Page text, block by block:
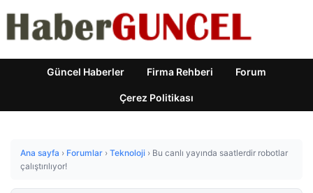
Güncel Haberler Firma Rehberi Forum
Çerez Politikası
Ana sayfa › Forumlar › Teknoloji › Bu canlı yayında saatlerdir robotlar
çalıştırılıyor!